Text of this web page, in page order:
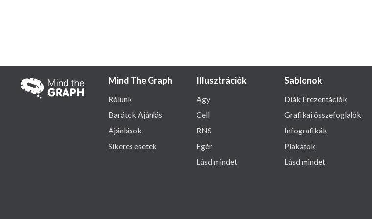
Mind The Graph
Rólunk
Barátok Ajánlás
Ajánlások
Sikeres esetek
Illusztrációk
Agy
Cell
RNS
Egér
Lásd mindet
Sablonok
Diák Prezentációk
Grafikai összefoglalók
Infografikák
Plakátok
Lásd mindet